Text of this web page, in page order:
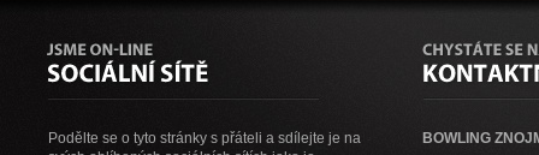
Podělte se o tyto stránky s přáteli a sdílejte je na
BOWLING